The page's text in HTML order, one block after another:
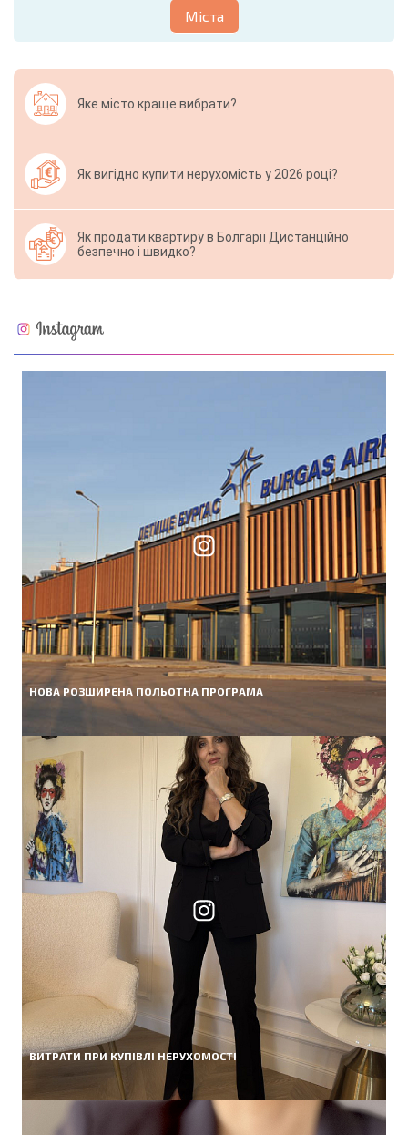
Міста
Яке місто краще вибрати?
Як вигідно купити нерухомість у 2026 році?
Як продати квартиру в Болгарії Дистанційно
безпечно і швидко?
НОВА РОЗШИРЕНА ПОЛЬОТНА ПРОГРАМА
ВИТРАТИ ПРИ КУПІВЛІ НЕРУХОМОСТІ